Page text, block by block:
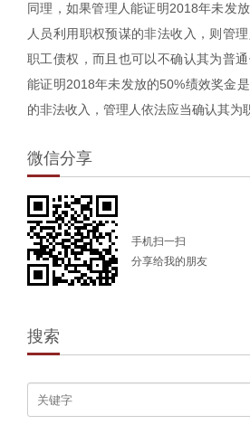
同理，如果管理人能证明2018年未发
人员利用职权预谋的非法收入，则管
职工债权，而且也可以不确认其为普
能证明2018年未发放的50%绩效奖金
的非法收入，管理人依法应当确认其为
微信分享
手机扫一扫
分享给我的朋友
搜索